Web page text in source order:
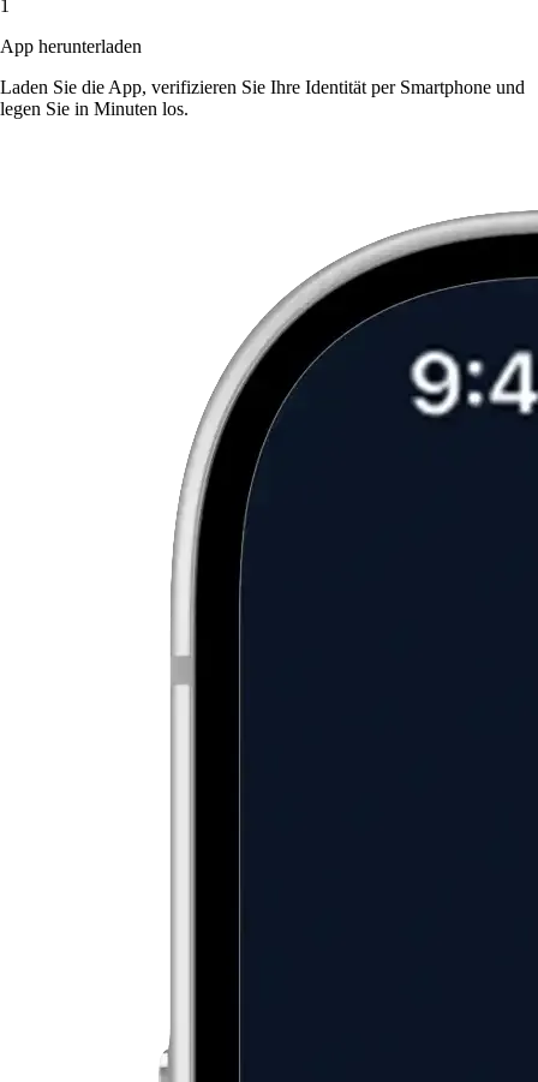
1
App herunterladen
Laden Sie die App, verifizieren Sie Ihre Identität per Smartphone und
legen Sie in Minuten los.